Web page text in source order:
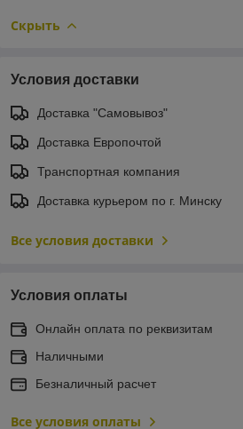
Скрыть
Условия доставки
Доставка "Самовывоз"
Доставка Европочтой
Транспортная компания
Доставка курьером по г. Минску
Все условия доставки
Условия оплаты
Онлайн оплата по реквизитам
Наличными
Безналичный расчет
Все условия оплаты